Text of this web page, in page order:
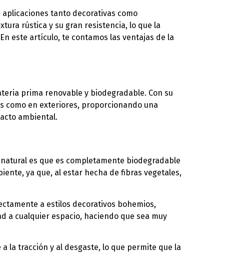
tanto decorativas como
rústica y su gran resistencia, lo que la
este artículo, te contamos las ventajas de la
prima renovable y biodegradable. Con su
como en exteriores, proporcionando una
ambiental.
es que es completamente biodegradable
ya que, al estar hecha de fibras vegetales,
a estilos decorativos bohemios,
a cualquier espacio, haciendo que sea muy
la tracción y al desgaste, lo que permite que la